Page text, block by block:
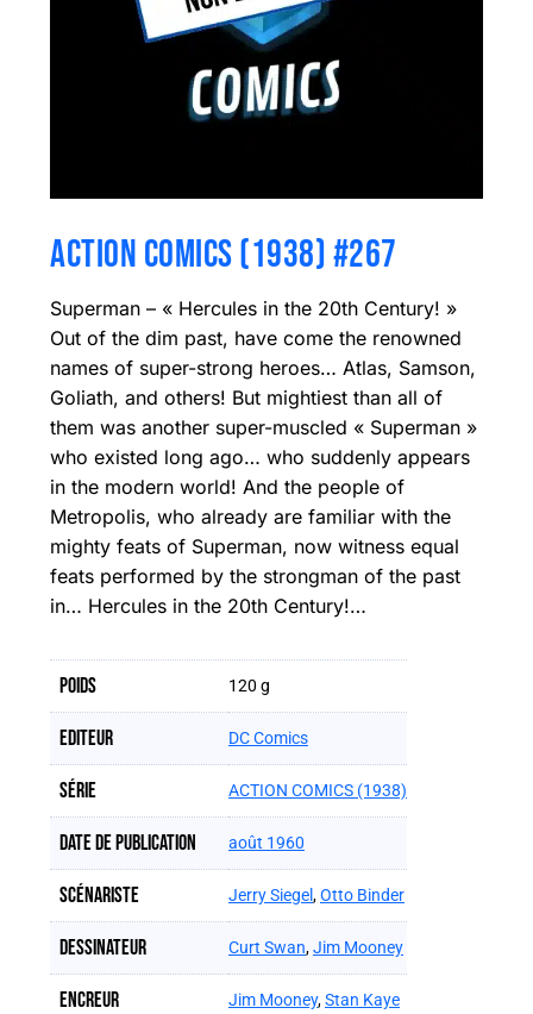
ACTION COMICS (1938) #267
Superman – « Hercules in the 20th Century! »
Out of the dim past, have come the renowned
names of super-strong heroes… Atlas, Samson,
Goliath, and others! But mightiest than all of
them was another super-muscled « Superman »
who existed long ago… who suddenly appears
in the modern world! And the people of
Metropolis, who already are familiar with the
mighty feats of Superman, now witness equal
feats performed by the strongman of the past
in… Hercules in the 20th Century!…
Poids 120 g
Editeur DC Comics
Série ACTION COMICS (1938)
Date de publication août 1960
Scénariste Jerry Siegel,Otto Binder
Dessinateur Curt Swan,Jim Mooney
Encreur Jim Mooney,Stan Kaye